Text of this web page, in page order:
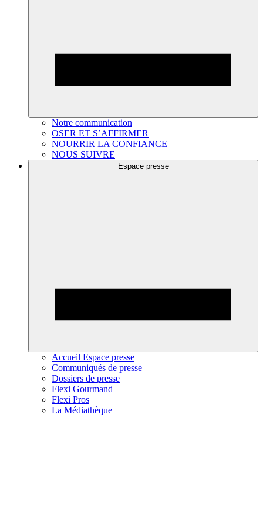
Notre communication
OSER ET S’AFFIRMER
NOURRIR LA CONFIANCE
NOUS SUIVRE
Espace presse
Accueil Espace presse
Communiqués de presse
Dossiers de presse
Flexi Gourmand
Flexi Pros
La Médiathèque